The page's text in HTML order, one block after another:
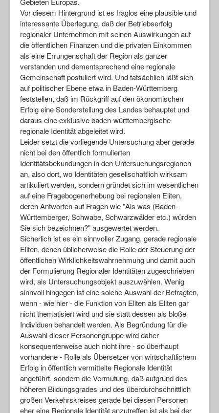
Vor diesem Hintergrund ist es fraglos eine plausible und
interessante Überlegung, daß der Betriebserfolg
regionaler Unternehmen mit seinen Auswirkungen auf
die öffentlichen Finanzen und die privaten Einkommen
als eine Errungenschaft der Region als ganzer
verstanden und dementsprechend eine regionale
Gemeinschaft postuliert wird. Und tatsächlich läßt sich
auf politischer Ebene etwa in Baden-Württemberg
feststellen, daß im Rückgriff auf den ökonomischen
Erfolg eine Sonderstellung des Landes behauptet und
daraus eine exklusive baden-württembergische
regionale Identität abgeleitet wird.
Leider setzt die vorliegende Untersuchung aber gerade
nicht bei den öffentlich formulierten
Identitätsbekundungen in den Untersuchungsregionen
an, also dort, wo Identitäten gesellschaftlich wirksam
artikuliert werden, sondern gründet sich im wesentlichen
auf eine Fragebogenerhebung bei regionalen Eliten,
deren Antworten auf Fragen wie "Als was (Baden-
Württemberger, Schwabe, Schwarzwälder etc.) würden
Sie sich bezeichnen?" ausgewertet werden.
Sicherlich ist es ein sinnvoller Zugang, gerade regionale
Eliten, denen üblicherweise die Rolle der Steuerung der
öffentlichen Wirklichkeitswahrnehmung und damit auch
der Formulierung Regionaler Identitäten zugeschrieben
wird, als Untersuchungsobjekt auszuwählen. Wenig
sinnvoll hingegen ist eine solche Auswahl der Befragten,
wenn - wie hier - die Funktion von Eliten als Eliten gar
nicht thematisiert wird und sie statt dessen als bloße
Individuen behandelt werden. Als Begründung für die
Auswahl dieser Personengruppe wird daher
konsequenterweise auch nicht ihre - so überhaupt
vorhandene - Rolle als Übersetzer von wirtschaftlichem
Erfolg in öffentlich vermittelte Regionale Identität
angeführt, sondern die Vermutung, daß aufgrund des
höheren Bildungsgrades und des überdurchschnittlich
großen Verkehrskreises gerade bei diesen Personen
eher eine Regionale Identität anzutreffen ist als bei der